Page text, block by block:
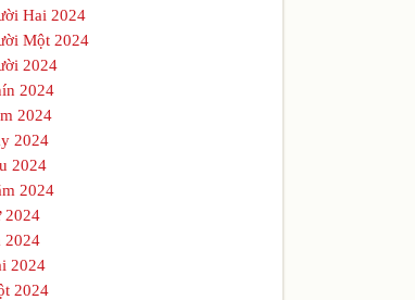
Hai 2024
Một 2024
2024
2024
2024
2024
2024
2024
2024
2024
2024
2024